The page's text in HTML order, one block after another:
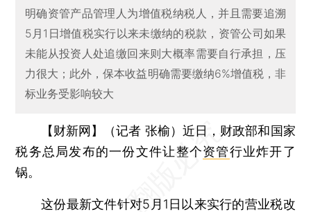
明确资管产品管理人为增值税纳税人，并且需要追溯
5月1日增值税实行以来未缴纳的税款，资管公司如果
未能从投资人处追缴回来则大概率需要自行承担，压
力很大；此外，保本收益明确需要缴纳6%增值税，非
标业务受影响较大
【财新网】（记者 张榆） 近日，财政部和国家
税务总局发布的一份文件让整个资管行业炸开了
锅。
这份最新文件针对5月1日以来实行的营业税改